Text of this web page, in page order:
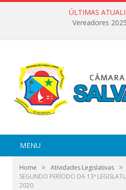
ÚLTIMAS
Vereadores
MENU
Home » Atividades Legislativas »
SEGUNDO PERÍODO DA 13ª
2020